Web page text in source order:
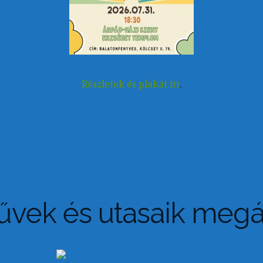
Részletek és plakát itt.
és utasaik